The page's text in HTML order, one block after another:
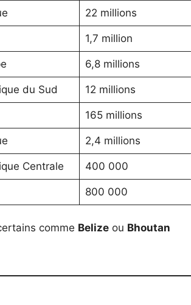
22 millions
1,7 million
6,8 millions
du Sud 12 millions
165 millions
2,4 millions
Centrale 400 000
800 000
comme Belize ou Bhoutan